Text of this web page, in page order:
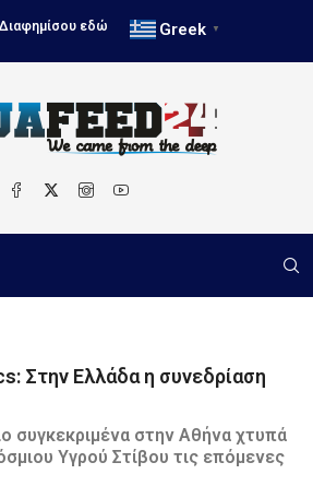
εδώ Greek ▼
Στην Ελλάδα η συνεδρίαση
συγκεκριμένα στην Αθήνα χτυπά
Υγρού Στίβου τις επόμενες